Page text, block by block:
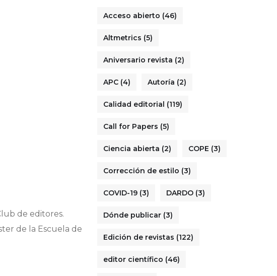
de editores.
de la Escuela de
Acceso abierto (46)
Altmetrics (5)
Aniversario revista (2)
APC (4) Autoría (2)
Calidad editorial (119)
Call for Papers (5)
Ciencia abierta (2) COPE (3)
Corrección de estilo (3)
COVID-19 (3) DARDO (3)
Dónde publicar (3)
Edición de revistas (122)
editor científico (46)